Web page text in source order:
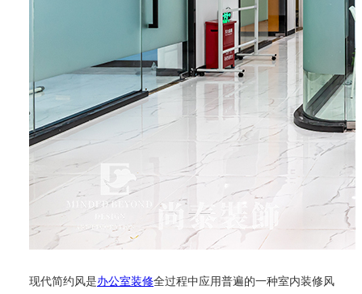
现代简约风是办公室装修全过程中应用普遍的一种室内装修风